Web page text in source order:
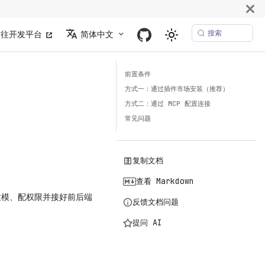
开发平台 简体中文 搜索
、配权限并接好前后端
前置条件
方式一：通过插件市场安装（推荐）
方式二：通过 MCP 配置连接
常见问题
复制文档
查看 Markdown
反馈文档问题
提问 AI